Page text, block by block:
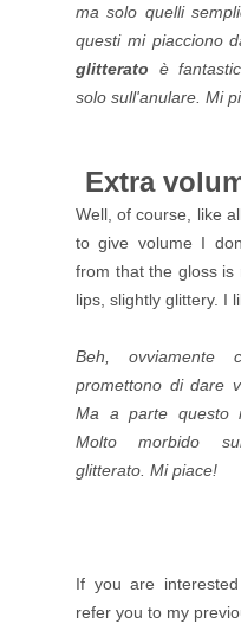
ma solo quelli
questi mi piacciono
glitterato
è
solo sull'anulare. Mi
Extra
Well, of course, like
to give volume I
from that the gloss is
lips, slightly glittery. I
Beh,
promettono di dare
Ma a parte questo
Molto morbido
glitterato. Mi piace!
If you are
refer you to my